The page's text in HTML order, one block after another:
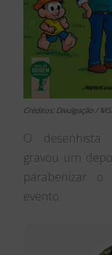
Créditos: Divulgação /
O desenhista
gravou um
parabenizar
evento.